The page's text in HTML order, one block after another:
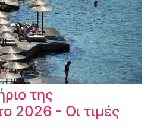
της
2026 - Οι τιμές